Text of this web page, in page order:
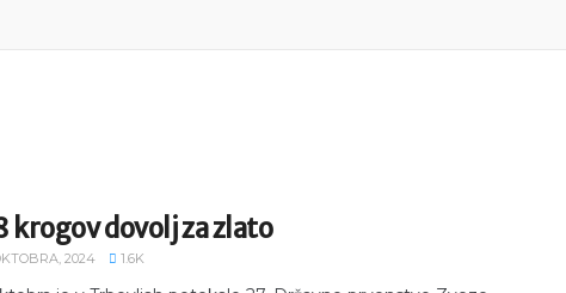
krogov dovolj za zlato
2024 1.6K